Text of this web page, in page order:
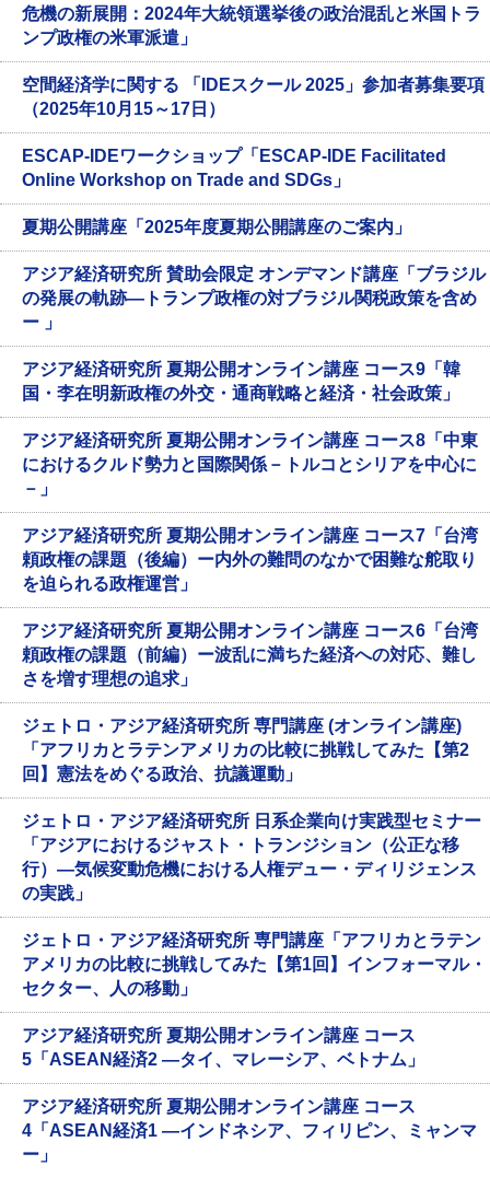
危機の新展開：2024年大統領選挙後の政治混乱と米国トラ
ンプ政権の米軍派遣」
空間経済学に関する 「IDEスクール 2025」参加者募集要項
（2025年10月15～17日）
ESCAP-IDEワークショップ「ESCAP-IDE Facilitated
Online Workshop on Trade and SDGs」
夏期公開講座「2025年度夏期公開講座のご案内」
アジア経済研究所 賛助会限定 オンデマンド講座「ブラジル
の発展の軌跡—トランプ政権の対ブラジル関税政策を含め
ー 」
アジア経済研究所 夏期公開オンライン講座 コース9「韓
国・李在明新政権の外交・通商戦略と経済・社会政策」
アジア経済研究所 夏期公開オンライン講座 コース8「中東
におけるクルド勢力と国際関係－トルコとシリアを中心に
－」
アジア経済研究所 夏期公開オンライン講座 コース7「台湾
頼政権の課題（後編）ー内外の難問のなかで困難な舵取り
を迫られる政権運営」
アジア経済研究所 夏期公開オンライン講座 コース6「台湾
頼政権の課題（前編）ー波乱に満ちた経済への対応、難し
さを増す理想の追求」
ジェトロ・アジア経済研究所 専門講座 (オンライン講座)
「アフリカとラテンアメリカの比較に挑戦してみた【第2
回】憲法をめぐる政治、抗議運動」
ジェトロ・アジア経済研究所 日系企業向け実践型セミナー
「アジアにおけるジャスト・トランジション（公正な移
行）―気候変動危機における人権デュー・ディリジェンス
の実践」
ジェトロ・アジア経済研究所 専門講座「アフリカとラテン
アメリカの比較に挑戦してみた【第1回】インフォーマル・
セクター、人の移動」
アジア経済研究所 夏期公開オンライン講座 コース
5「ASEAN経済2 ―タイ、マレーシア、ベトナム」
アジア経済研究所 夏期公開オンライン講座 コース
4「ASEAN経済1 ―インドネシア、フィリピン、ミャンマ
ー」